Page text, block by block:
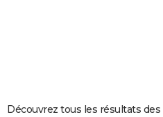
Découvrez tous les résultats